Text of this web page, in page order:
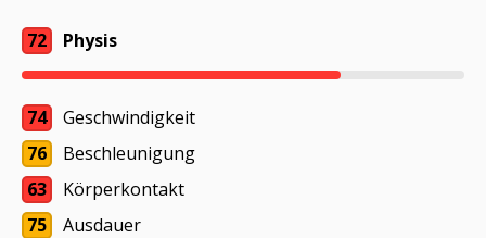
72 Physis
74
Geschwindigkeit
76
Beschleunigung
63
Körperkontakt
75
Ausdauer